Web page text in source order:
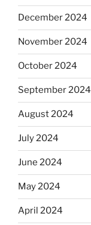
December 2024
November 2024
October 2024
September 2024
August 2024
July 2024
June 2024
May 2024
April 2024